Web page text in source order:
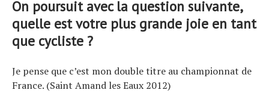
On poursuit avec la question suivante,
quelle est votre plus grande joie en tant
que cycliste ?
Je pense que c’est mon double titre au championnat de
France. (Saint Amand les Eaux 2012)